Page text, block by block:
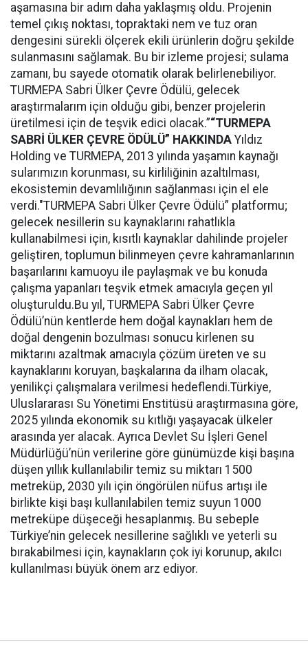
aşamasına bir adım daha yaklaşmış oldu. Projenin
temel çıkış noktası, topraktaki nem ve tuz oran
dengesini sürekli ölçerek ekili ürünlerin doğru şekilde
sulanmasını sağlamak. Bu bir izleme projesi; sulama
zamanı, bu sayede otomatik olarak belirlenebiliyor.
TURMEPA Sabri Ülker Çevre Ödülü, gelecek
araştırmalarım için olduğu gibi, benzer projelerin
üretilmesi için de teşvik edici olacak.”“TURMEPA
SABRİ ÜLKER ÇEVRE ÖDÜLÜ” HAKKINDA Yıldız
Holding ve TURMEPA, 2013 yılında yaşamın kaynağı
sularımızın korunması, su kirliliğinin azaltılması,
ekosistemin devamlılığının sağlanması için el ele
verdi."TURMEPA Sabri Ülker Çevre Ödülü” platformu;
gelecek nesillerin su kaynaklarını rahatlıkla
kullanabilmesi için, kısıtlı kaynaklar dahilinde projeler
geliştiren, toplumun bilinmeyen çevre kahramanlarının
başarılarını kamuoyu ile paylaşmak ve bu konuda
çalışma yapanları teşvik etmek amacıyla geçen yıl
oluşturuldu.Bu yıl, TURMEPA Sabri Ülker Çevre
Ödülü’nün kentlerde hem doğal kaynakları hem de
doğal dengenin bozulması sonucu kirlenen su
miktarını azaltmak amacıyla çözüm üreten ve su
kaynaklarını koruyan, başkalarına da ilham olacak,
yenilikçi çalışmalara verilmesi hedeflendi.Türkiye,
Uluslararası Su Yönetimi Enstitüsü araştırmasına göre,
2025 yılında ekonomik su kıtlığı yaşayacak ülkeler
arasında yer alacak. Ayrıca Devlet Su İşleri Genel
Müdürlüğü’nün verilerine göre günümüzde kişi başına
düşen yıllık kullanılabilir temiz su miktarı 1500
metreküp, 2030 yılı için öngörülen nüfus artışı ile
birlikte kişi başı kullanılabilen temiz suyun 1000
metreküpe düşeceği hesaplanmış. Bu sebeple
Türkiye’nin gelecek nesillerine sağlıklı ve yeterli su
bırakabilmesi için, kaynakların çok iyi korunup, akılcı
kullanılması büyük önem arz ediyor.